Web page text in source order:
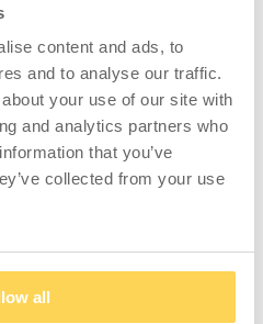
content and ads, to
and to analyse our traffic.
your use of our site with
and analytics partners who
that you’ve
collected from your use
all
m2/panel).
är 170 kg.